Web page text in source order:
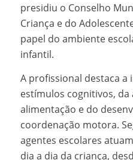
presidiu o Conselho
Criança e do
papel do ambiente
infantil.
A profissional destaca a
estímulos cognitivos, da
alimentação e do
coordenação motora.
agentes escolares
dia a dia da criança,